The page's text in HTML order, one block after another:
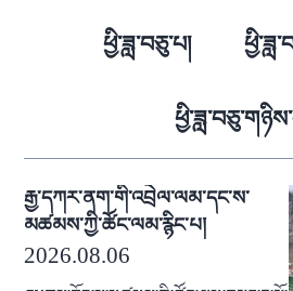
ཕྱི་ཟླ་བཅུ་པ།
རྒྱ་དཀར་ནག་གི་འབྲེལ་ལམ་དང་ས་
མཚམས་ཀྱི་ཚོང་ལམ་རྙིང་པ།
2026.08.06